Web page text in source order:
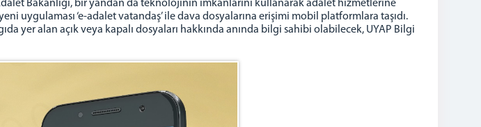
Bakanlığı, bir yandan da teknolojinin imkanlarını kullanarak adalet hizmetlerine
uygulaması ‘e-adalet vatandaş’ ile dava dosyalarına erişimi mobil platformlara taşıdı.
yer alan açık veya kapalı dosyaları hakkında anında bilgi sahibi olabilecek, UYAP Bilgi